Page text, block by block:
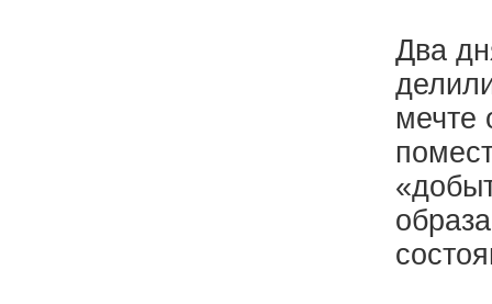
Два
мечте